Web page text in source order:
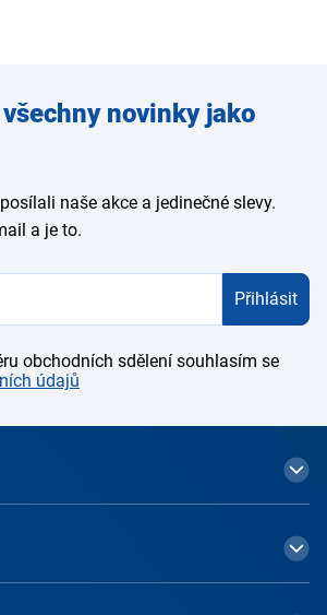
novinky jako
naše akce a jedinečné slevy.
a je to.
Přihlásit
obchodních sdělení souhlasím se
údajů